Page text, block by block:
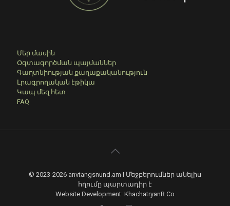
Մեր մասին
Օգտագործման պայմաններ
Գաղտնիության քաղաքականություն
Լրագրողական էթիկա
Կապ մեզ հետ
FAQ
© 2023-2026 anvtangsnund.am I Մեջբերումներ անելիս
հղումը պարտադիր է
Website Development: KhachatryanR.Co